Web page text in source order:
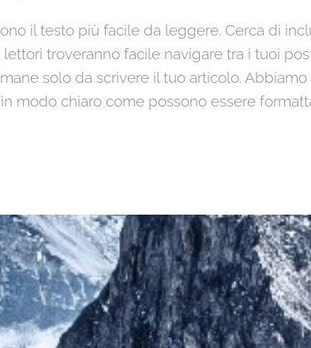
il testo più facile da leggere. Cerca di
troveranno facile navigare tra i tuoi
solo da scrivere il tuo articolo.
modo chiaro come possono essere